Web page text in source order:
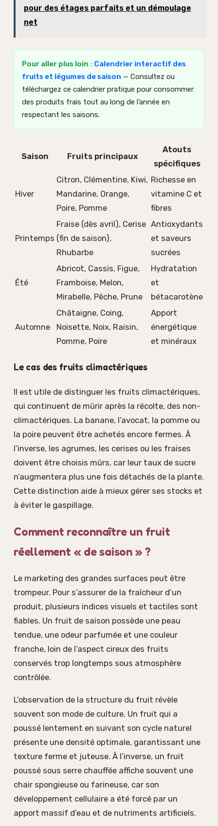
pour des étages parfaits et un démoulage
net
Pour aller plus loin : Calendrier interactif des
fruits et légumes de saison — Consultez ou
téléchargez ce calendrier pratique pour consommer
des produits frais tout au long de l’année en
respectant les saisons.
Saison Fruits principaux
Atouts
spécifiques
Hiver
Citron, Clémentine, Kiwi,
Mandarine, Orange,
Poire, Pomme
Richesse en
vitamine C et
fibres
Printemps
Fraise (dès avril), Cerise
(fin de saison),
Rhubarbe
Antioxydants
et saveurs
sucrées
Été
Abricot, Cassis, Figue,
Framboise, Melon,
Mirabelle, Pêche, Prune
Hydratation
et
bétacarotène
Automne
Châtaigne, Coing,
Noisette, Noix, Raisin,
Pomme, Poire
Apport
énergétique
et minéraux
Le cas des fruits climactériques
Il est utile de distinguer les fruits climactériques,
qui continuent de mûrir après la récolte, des non-
climactériques. La banane, l’avocat, la pomme ou
la poire peuvent être achetés encore fermes. À
l’inverse, les agrumes, les cerises ou les fraises
doivent être choisis mûrs, car leur taux de sucre
n’augmentera plus une fois détachés de la plante.
Cette distinction aide à mieux gérer ses stocks et
à éviter le gaspillage.
Comment reconnaître un fruit
réellement « de saison » ?
Le marketing des grandes surfaces peut être
trompeur. Pour s’assurer de la fraîcheur d’un
produit, plusieurs indices visuels et tactiles sont
fiables. Un fruit de saison possède une peau
tendue, une odeur parfumée et une couleur
franche, loin de l’aspect cireux des fruits
conservés trop longtemps sous atmosphère
contrôlée.
L’observation de la structure du fruit révèle
souvent son mode de culture. Un fruit qui a
poussé lentement en suivant son cycle naturel
présente une densité optimale, garantissant une
texture ferme et juteuse. À l’inverse, un fruit
poussé sous serre chauffée affiche souvent une
chair spongieuse ou farineuse, car son
développement cellulaire a été forcé par un
apport massif d’eau et de nutriments artificiels.